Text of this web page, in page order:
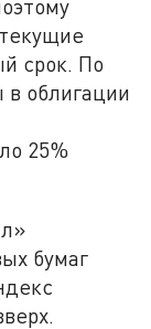
срок. По
в облигации
25%
бумаг